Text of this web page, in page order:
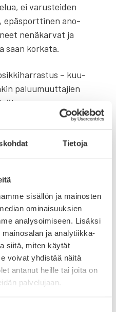
Tietoja
sisällön ja mainosten
ominaisuuksien
analysoimiseen. Lisäksi
ja analytiikka-
siitä, miten käytät
voivat yhdistää näitä
antanut heille tai joita on
palvelujaan.
ei varus­tei­den
epäs­port­ti­nen ano­
nenä­kar­vat ja
saan kor­ka­ta.
– kuu­
paluu­muut­ta­jien
rai­va­ta aamuin ja
las­kee jyr­
lei­vo­taan